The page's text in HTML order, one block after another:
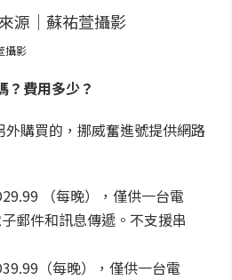
攝影
？費用多少？
購買的，挪威奮進號提供網路
（每晚），僅供一台電
郵件和訊息傳遞。不支援串
（每晚），僅供一台電